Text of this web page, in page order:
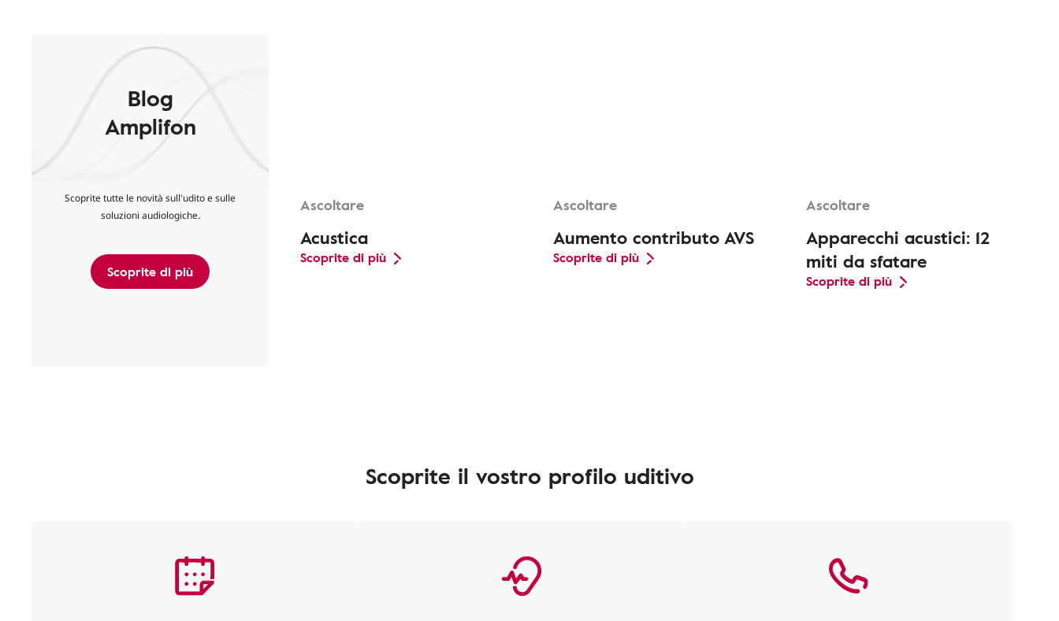
Blog
Amplifon
Scoprite tutte le novità sull'udito e sulle
soluzioni audiologiche.
Scoprite di più
Ascoltare
Acustica
Scoprite di più
Ascoltare
Aumento contributo AVS
Scoprite di più
Ascoltare
Apparecchi acustici: 12
miti da sfatare
Scoprite di più
Scoprite il vostro profilo uditivo